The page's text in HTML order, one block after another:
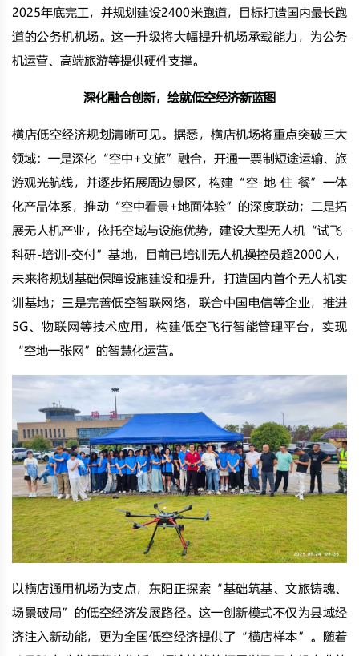
2025年底完工，并规划建设2400米跑道，目标打造国内最长跑
道的公务机机场。这一升级将大幅提升机场承载能力，为公务
机运营、高端旅游等提供硬件支撑。
深化融合创新，绘就低空经济新蓝图
横店低空经济规划清晰可见。据悉，横店机场将重点突破三大
领域：一是深化“空中+文旅”融合，开通一票制短途运输、旅
游观光航线，并逐步拓展周边景区，构建“空-地-住-餐”一体
化产品体系，推动“空中看景+地面体验”的深度联动；二是拓
展无人机产业，依托空域与设施优势，建设大型无人机“试飞-
科研-培训-交付”基地，目前已培训无人机操控员超2000人，
未来将规划基础保障设施建设和提升，打造国内首个无人机实
训基地；三是完善低空智联网络，联合中国电信等企业，推进
5G、物联网等技术应用，构建低空飞行智能管理平台，实现
“空地一张网”的智慧化运营。
以横店通用机场为支点，东阳正探索“基础筑基、文旅铸魂、
场景破局”的低空经济发展路径。这一创新模式不仅为县域经
济注入新动能，更为全国低空经济提供了“横店样本”。随着